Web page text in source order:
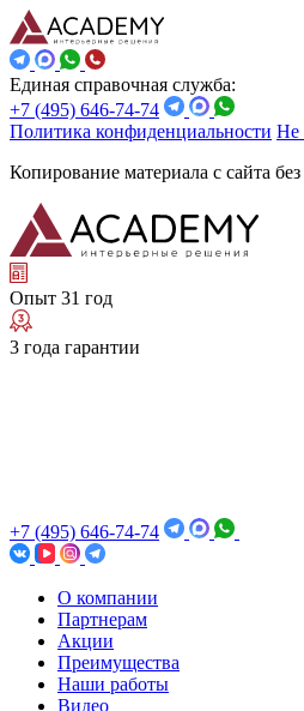
Единая справочная служба:
+7 (495) 646-74-74
Политика конфиденциальности Не
Копирование материала с сайта
Опыт 31 год
3 года гарантии
+7 (495) 646-74-74
О компании
Партнерам
Акции
Преимущества
Наши работы
Видео